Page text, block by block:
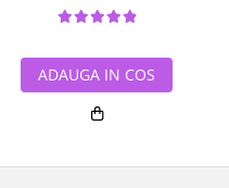
ADAUGA IN COS